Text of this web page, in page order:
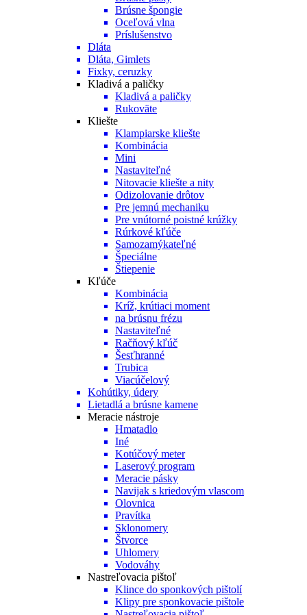
Brúsne špongie
Oceľová vlna
Príslušenstvo
Dláta
Dláta, Gimlets
Fixky, ceruzky
Kladivá a paličky
Kladivá a paličky
Rukoväte
Kliešte
Klampiarske kliešte
Kombinácia
Mini
Nastaviteľné
Nitovacie kliešte a nity
Odizolovanie drôtov
Pre jemnú mechaniku
Pre vnútorné poistné krúžky
Rúrkové kľúče
Samozamýkateľné
Špeciálne
Štiepenie
Kľúče
Kombinácia
Kríž, krútiaci moment
na brúsnu frézu
Nastaviteľné
Račňový kľúč
Šesťhranné
Trubica
Viacúčelový
Kohútiky, údery
Lietadlá a brúsne kamene
Meracie nástroje
Hmatadlo
Iné
Kotúčový meter
Laserový program
Meracie pásky
Navijak s kriedovým vlascom
Olovnica
Pravítka
Sklonomery
Štvorce
Uhlomery
Vodováhy
Nastreľovacia pištoľ
Klince do sponkových pištolí
Klipy pre sponkovacie pištole